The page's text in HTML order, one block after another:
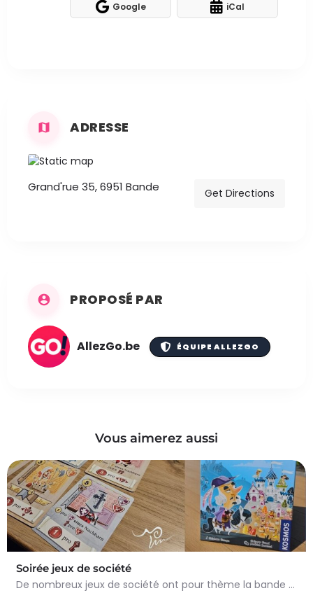
Google iCal
ADRESSE
Grand'rue 35, 6951 Bande Get Directions
PROPOSÉ PAR
AllezGo.be ÉQUIPE ALLEZGO
Vous aimerez aussi
Soirée jeux de société
De nombreux jeux de société ont pour thème la bande dessinée, le Moyen Âge ou les deux ! Le temps d’une…